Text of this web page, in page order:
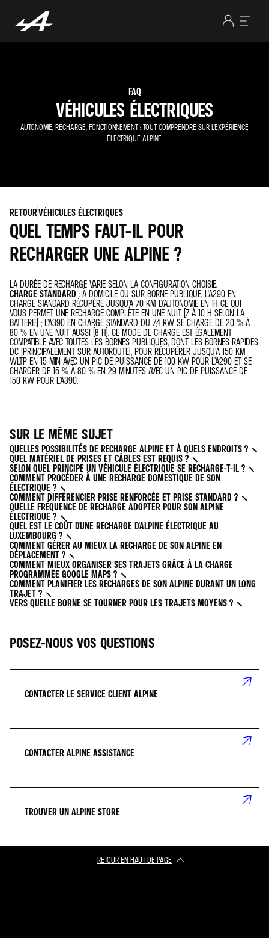
FAQ
VÉHICULES ÉLECTRIQUES
AUTONOMIE, RECHARGE, FONCTIONNEMENT : TOUT COMPRENDRE SUR L’EXPÉRIENCE
ÉLECTRIQUE ALPINE.
RETOURVÉHICULES ÉLECTRIQUES
QUEL TEMPS FAUT-IL POUR
RECHARGER UNE ALPINE ?
LA DURÉE DE RECHARGE VARIE SELON LA CONFIGURATION CHOISIE.
CHARGE STANDARD : À DOMICILE OU SUR BORNE PUBLIQUE, L'A290 EN
CHARGE STANDARD RÉCUPÈRE JUSQU’À 70 KM D’AUTONOMIE EN 1H CE QUI
VOUS PERMET UNE RECHARGE COMPLÈTE EN UNE NUIT (7 À 10 H SELON LA
BATTERIE) ; L’A390 EN CHARGE STANDARD DU 7,4 KW SE CHARGE DE 20 % À
80 % EN UNE NUIT AUSSI (8 H). CE MODE DE CHARGE EST ÉGALEMENT
COMPATIBLE AVEC TOUTES LES BORNES PUBLIQUES, DONT LES BORNES RAPIDES
DC (PRINCIPALEMENT SUR AUTOROUTE), POUR RÉCUPÉRER JUSQU’À 150 KM
WLTP EN 15 MIN AVEC UN PIC DE PUISSANCE DE 100 KW POUR L’A290 ET SE
CHARGER DE 15 % À 80 % EN 29 MINUTES AVEC UN PIC DE PUISSANCE DE
150 KW POUR L’A390.
SUR LE MÊME SUJET
QUELLES POSSIBILITÉS DE RECHARGE ALPINE ET À QUELS ENDROITS ?
QUEL MATÉRIEL DE PRISES ET CÂBLES EST REQUIS ?
SELON QUEL PRINCIPE UN VÉHICULE ÉLECTRIQUE SE RECHARGE-T-IL ?
COMMENT PROCÉDER À UNE RECHARGE DOMESTIQUE DE SON
ÉLECTRIQUE ?
COMMENT DIFFÉRENCIER PRISE RENFORCÉE ET PRISE STANDARD ?
QUELLE FRÉQUENCE DE RECHARGE ADOPTER POUR SON ALPINE
ÉLECTRIQUE ?
QUEL EST LE COÛT D'UNE RECHARGE D'ALPINE ÉLECTRIQUE AU
LUXEMBOURG ?
COMMENT GÉRER AU MIEUX LA RECHARGE DE SON ALPINE EN
DÉPLACEMENT ?
COMMENT MIEUX ORGANISER SES TRAJETS GRÂCE À LA CHARGE
PROGRAMMÉE GOOGLE MAPS ?
COMMENT PLANIFIER LES RECHARGES DE SON ALPINE DURANT UN LONG
TRAJET ?
VERS QUELLE BORNE SE TOURNER POUR LES TRAJETS MOYENS ?
POSEZ-NOUS VOS QUESTIONS
CONTACTER LE SERVICE CLIENT ALPINE
CONTACTER ALPINE ASSISTANCE
TROUVER UN ALPINE STORE
RETOUR EN HAUT DE PAGE